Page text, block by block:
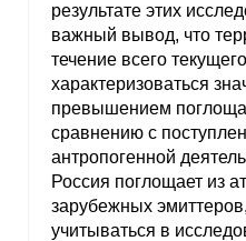
результате этих
важный вывод, что
течение всего
характеризоваться
превышением
сравнению с
антропогенной
Россия поглощает из
зарубежных
учитываться в